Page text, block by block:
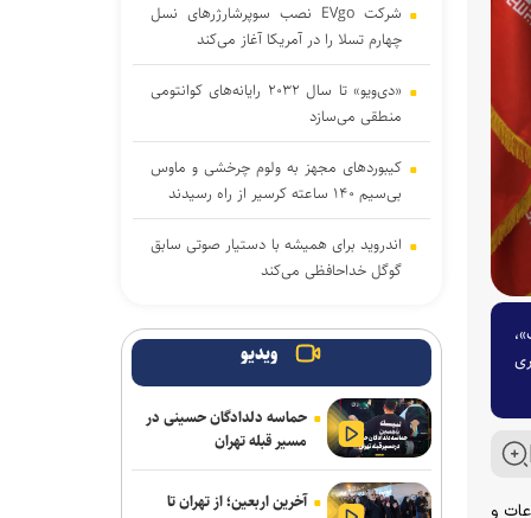
و
شرکت EVgo نصب سوپرشارژرهای نسل
چهارم تسلا را در آمریکا آغاز می‌کند
«دی‌ویو» تا سال ۲۰۳۲ رایانه‌های کوانتومی
منطقی می‌سازد
کیبوردهای مجهز به ولوم چرخشی و ماوس
بی‌سیم ۱۴۰ ساعته کرسیر از راه رسیدند
اندروید برای همیشه با دستیار صوتی سابق
گوگل خداحافظی می‌کند
خانگی نصب شد، بیشتر بشناسید
ریزش کاربران، دیزنی و نتفلیکس را به فکر
ارائه اشتراک رایگان انداخت
حضور کودکان در شبکه‌های اجتماعی باعث
افت عملکرد تحصیلی در آینده خواهد شد
ویدیو
حماسه دلدادگان حسینی در
مسیر قبله تهران
آخرین اربعین؛ از تهران تا